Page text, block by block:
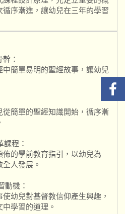
序漸進，讓幼兒在三年的學習
：
簡單易明的聖經故事，讓幼兒
簡單的聖經知識開始，循序漸
程：
的學前教育指引，以幼兒為
人發展。
動機：
幼兒對基督教信仰產生興趣，
學習的道理。